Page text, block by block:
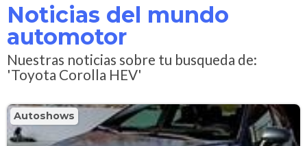
Noticias del mundo
automotor
Nuestras noticias sobre tu busqueda de:
'Toyota Corolla HEV'
Autoshows